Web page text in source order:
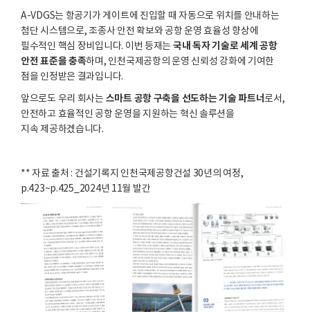
A-VDGS는 항공기가 게이트에 진입할 때 자동으로 위치를 안내하는
첨단 시스템으로, 조종사 안전 확보와 공항 운영 효율성 향상에
필수적인 핵심 장비입니다. 이번 등재는 국내 독자 기술로 세계 공항
안전 표준을 충족하며, 인천국제공항의 운영 신뢰성 강화에 기여한
점을 인정받은 결과입니다.
앞으로도 우리 회사는 스마트 공항 구축을 선도하는 기술 파트너로서,
안전하고 효율적인 공항 운영을 지원하는 혁신 솔루션을
지속 제공하겠습니다.
** 자료 출처 : 건설기록지 인천국제공항건설 30년의 여정,
p.423~p.425_2024년 11월 발간